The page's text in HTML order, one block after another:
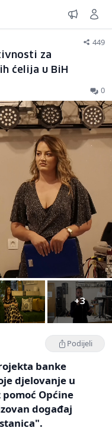
449
za
ćelija u BiH
0
+3
Podijeli
banke
djelovanje u
Općine
događaj